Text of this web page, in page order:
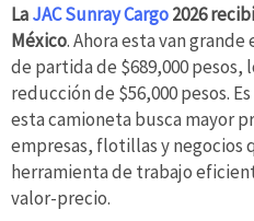
LaJAC Sunray Cargo2026
México. Ahora esta van
de partida de $689,000 pesos,
reducción de $56,000 pesos.
esta camioneta busca mayor
empresas, flotillas y negocios
herramienta de trabajo
valor-precio.